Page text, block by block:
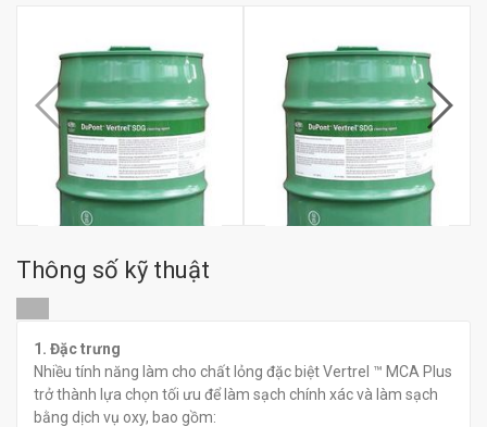
Dầu rửa Dupont Vertrel
0đ 0đ
Thông số kỹ thuật
1. Đặc trưng
Nhiều tính năng làm cho chất lỏng đặc biệt Vertrel ™ MCA Plus
trở thành lựa chọn tối ưu để làm sạch chính xác và làm sạch
bằng dịch vụ oxy, bao gồm: